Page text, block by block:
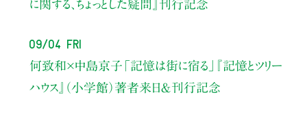
に関する、ちょっとした疑問』刊行記念
09/04 Fri
何致和×中島京子 「記憶は街に宿る」
『記憶とツリー
ハウス』（小学館）著者来日＆刊行記念